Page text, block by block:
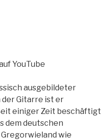
YouTube
ausgebildeter
der Gitarre ist er
einiger Zeit beschäftigt
dem deutschen
wie